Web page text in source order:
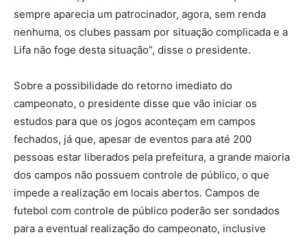
sempre aparecia um patrocinador, agora, sem renda
nenhuma, os clubes passam por situação complicada e a
Lifa não foge desta situação”, disse o presidente.
Sobre a possibilidade do retorno imediato do
campeonato, o presidente disse que vão iniciar os
estudos para que os jogos aconteçam em campos
fechados, já que, apesar de eventos para até 200
pessoas estar liberados pela prefeitura, a grande maioria
dos campos não possuem controle de público, o que
impede a realização em locais abertos. Campos de
futebol com controle de público poderão ser sondados
para a eventual realização do campeonato, inclusive